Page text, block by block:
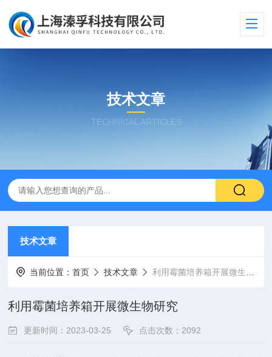
技术文章
TECHNICAL ARTICLES
技术文章
当前位置：首页 技术文章 利用霉菌培养箱开展微生物研究
利用霉菌培养箱开展微生物研究
更新时间：2023-03-25 点击次数：2092